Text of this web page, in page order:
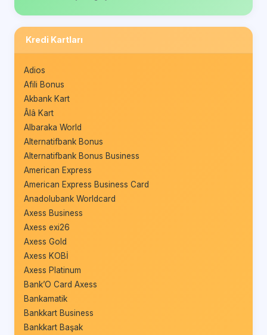
Kredi Kartları
Adios
Afili Bonus
Akbank Kart
Âlâ Kart
Albaraka World
Alternatifbank Bonus
Alternatifbank Bonus Business
American Express
American Express Business Card
Anadolubank Worldcard
Axess Business
Axess exi26
Axess Gold
Axess KOBİ
Axess Platinum
Bank’O Card Axess
Bankamatik
Bankkart Business
Bankkart Başak